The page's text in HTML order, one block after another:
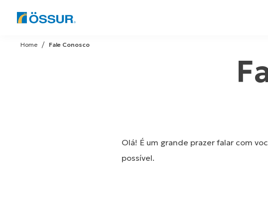
Skip
to
Fale Conosco
Home
Olá! É um grande prazer falar com
possível.